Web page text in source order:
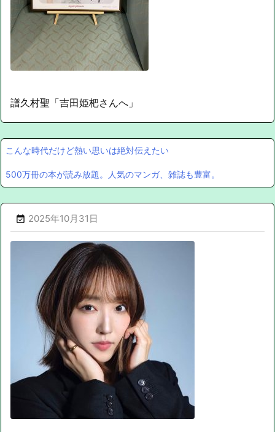
譜久村聖「吉田姫杷さんへ」
こんな時代だけど熱い思いは絶対伝えたい
500万冊の本が読み放題。人気のマンガ、雑誌も豊富。
 2025年10月31日